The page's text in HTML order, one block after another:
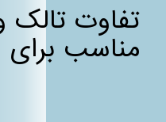
تفاوت تالک
مناسب